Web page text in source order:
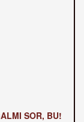
SOR, BU!